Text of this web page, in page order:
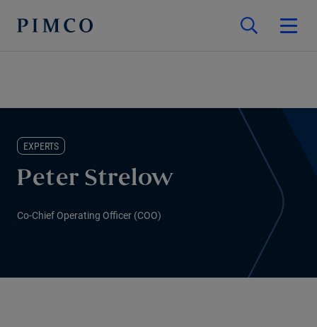
EXPERTS
Peter Strelow
Co-Chief Operating Officer (COO)